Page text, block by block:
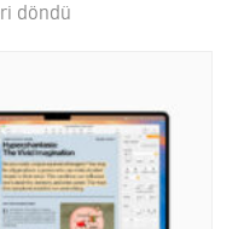
döndü